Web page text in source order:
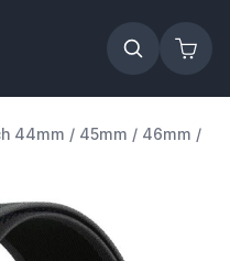
44mm / 45mm / 46mm /